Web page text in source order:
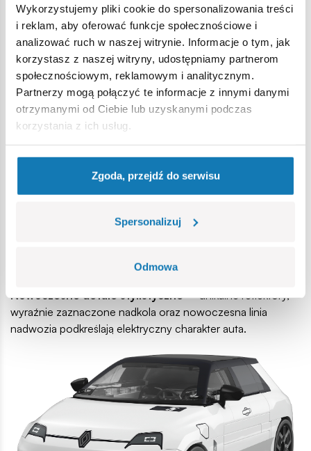
Wykorzystujemy pliki cookie do spersonalizowania treści
i reklam, aby oferować funkcje społecznościowe i
analizować ruch w naszej witrynie. Informacje o tym, jak
korzystasz z naszej witryny, udostępniamy partnerom
społecznościowym, reklamowym i analitycznym.
Partnerzy mogą połączyć te informacje z innymi danymi
otrzymanymi od Ciebie lub uzyskanymi podczas
korzystania z ich usług.
Zgoda, przejdź do serwisu
Spersonalizuj
Odmowa
krok po kroku prowadzi przez cały proces składania, dzięki
czemu zestaw jest odpowiedni zarówno dla
początkujących, jak i bardziej doświadczonych
autentyczność i zgodność z rzeczywistym pojazdem.
Nowoczesne detale stylistyczne– unikalne reflektory,
wyraźnie zaznaczone nadkola oraz nowoczesna linia
nadwozia podkreślają elektryczny charakter auta.